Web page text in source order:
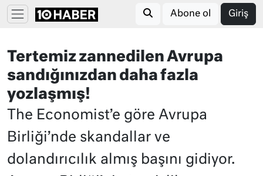
Abone ol Giriş
Tertemiz zannedilen Avrupa
sandığınızdan daha fazla
yozlaşmış!
The Economist’e göre Avrupa
Birliği’nde skandallar ve
dolandırıcılık almış başını gidiyor.